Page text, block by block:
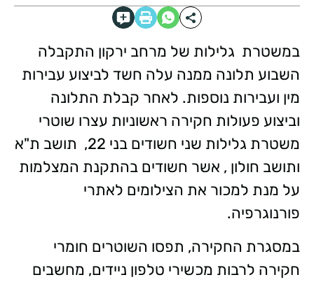
במשטרת גלילות של מרחב ירקון התקבלה
השבוע תלונה ממנה עלה חשד לביצוע עבירות
מין ועבירות נוספות. לאחר קבלת התלונה
וביצוע פעולות חקירה ראשוניות עצרו שוטרי
משטרת גלילות שני חשודים בני 22, תושב ת"א
ותושב חולון , אשר חשודים בהתקנת המצלמות
על מנת למכור את הצילומים לאתרי
פורנוגרפיה.
במסגרת החקירה, תפסו השוטרים חומרי
חקירה לרבות מכשירי טלפון ניידים, מחשבים